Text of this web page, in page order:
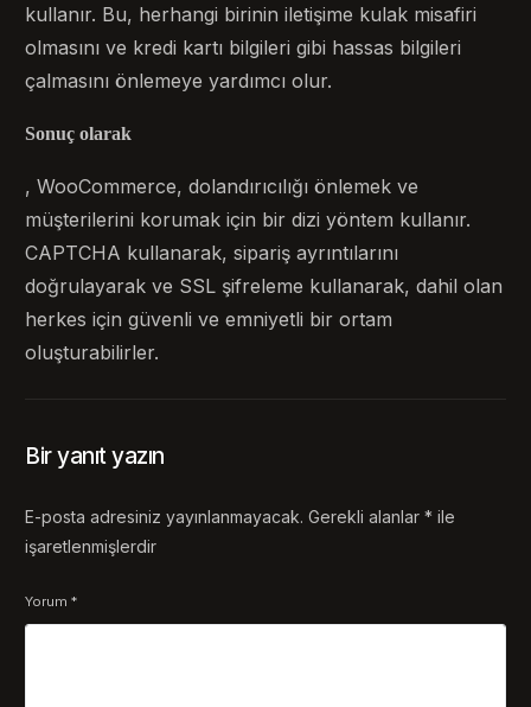
kullanır. Bu, herhangi birinin iletişime kulak misafiri
olmasını ve kredi kartı bilgileri gibi hassas bilgileri
çalmasını önlemeye yardımcı olur.
Sonuç olarak
, WooCommerce, dolandırıcılığı önlemek ve
müşterilerini korumak için bir dizi yöntem kullanır.
CAPTCHA kullanarak, sipariş ayrıntılarını
doğrulayarak ve SSL şifreleme kullanarak, dahil olan
herkes için güvenli ve emniyetli bir ortam
oluşturabilirler.
Bir yanıt yazın
E-posta adresiniz yayınlanmayacak. Gerekli alanlar* ile
işaretlenmişlerdir
Yorum*